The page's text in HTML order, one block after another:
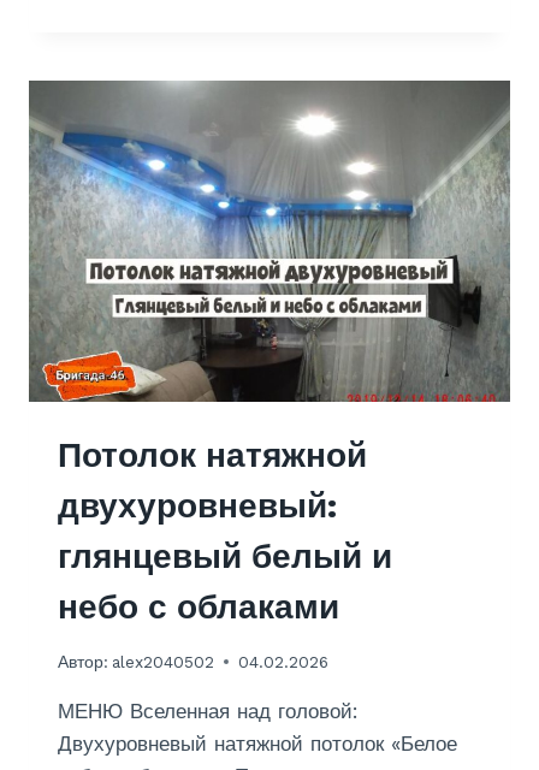
У
О
В
Н
Е
В
Ы
Й
П
О
Т
О
З
И
С
К
Р
Т
Потолок натяжной
двухуровневый:
глянцевый белый и
небо с облаками
Автор: alex2040502 04.02.2026
МЕНЮ Вселенная над головой:
Двухуровневый натяжной потолок «Белое